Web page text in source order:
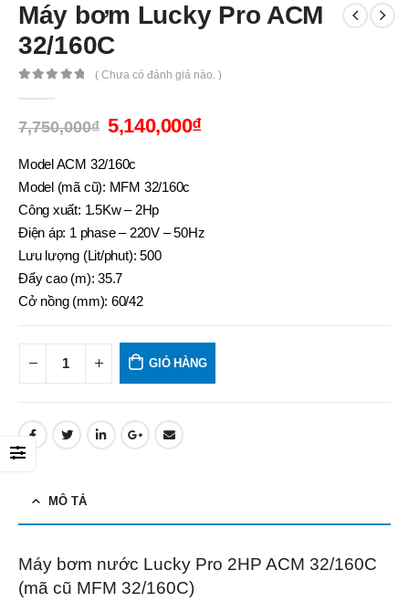
Máy bơm Lucky Pro ACM
32/160C
( Chưa có đánh giá nào. )
7,750,000₫ 5,140,000₫
Model ACM 32/160c
Model (mã cũ): MFM 32/160c
Công xuất: 1.5Kw – 2Hp
Điện áp: 1 phase – 220V – 50Hz
Lưu lượng (Lit/phut): 500
Đẩy cao (m): 35.7
Cở nồng (mm): 60/42
GIỎ HÀNG
MÔ TẢ
Máy bơm nước Lucky Pro 2HP ACM 32/160C
(mã cũ MFM 32/160C)